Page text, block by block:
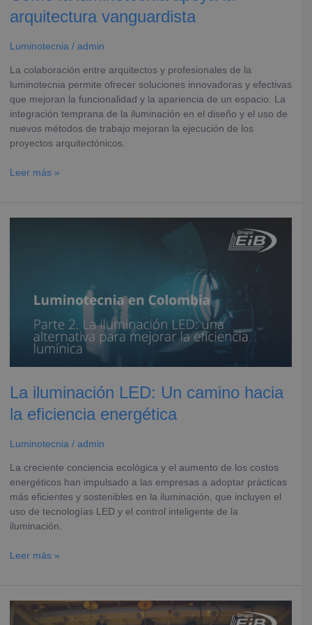
arquitectura vanguardista
Luminotecnia / admin
La colaboración entre arquitectos y profesionales de la
luminotecnia permite ofrecer soluciones innovadoras y efectivas
que mejoran la funcionalidad y la apariencia de un espacio. La
integración temprana de la iluminación en el diseño y el uso de
nuevos métodos de trabajo mejoran la ejecución de los
proyectos arquitectónicos.
Leer más »
La iluminación LED: Un camino hacia
la eficiencia energética
Luminotecnia / admin
La creciente conciencia ecológica y el aumento de los costos
energéticos han impulsado a las empresas a adoptar prácticas
más eficientes y sostenibles en la iluminación, que incluyen el
uso de tecnologías LED y el control inteligente de la
iluminación.
eficiencia
energética
Leer más »
Desafíos